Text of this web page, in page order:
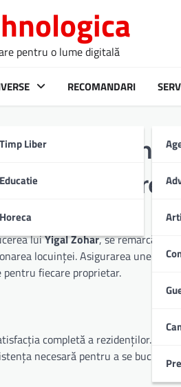
pentru o lume digitală
Timp Liber
Educatie
Horeca
RECOMANDARI
Yigal Zohar
vânzare
luiYigal Zohar, se remarcă nu
locuinței. Asigurarea unei
pentru fiecare proprietar.
completă a rezidenților. La
necesară pentru a se bucura de